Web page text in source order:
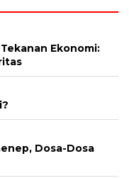
Ekonomi:
Dosa-Dosa